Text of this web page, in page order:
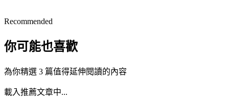
Recommended
你可能也喜歡
為你精選 3 篇值得延伸閱讀的內容
載入推薦文章中...